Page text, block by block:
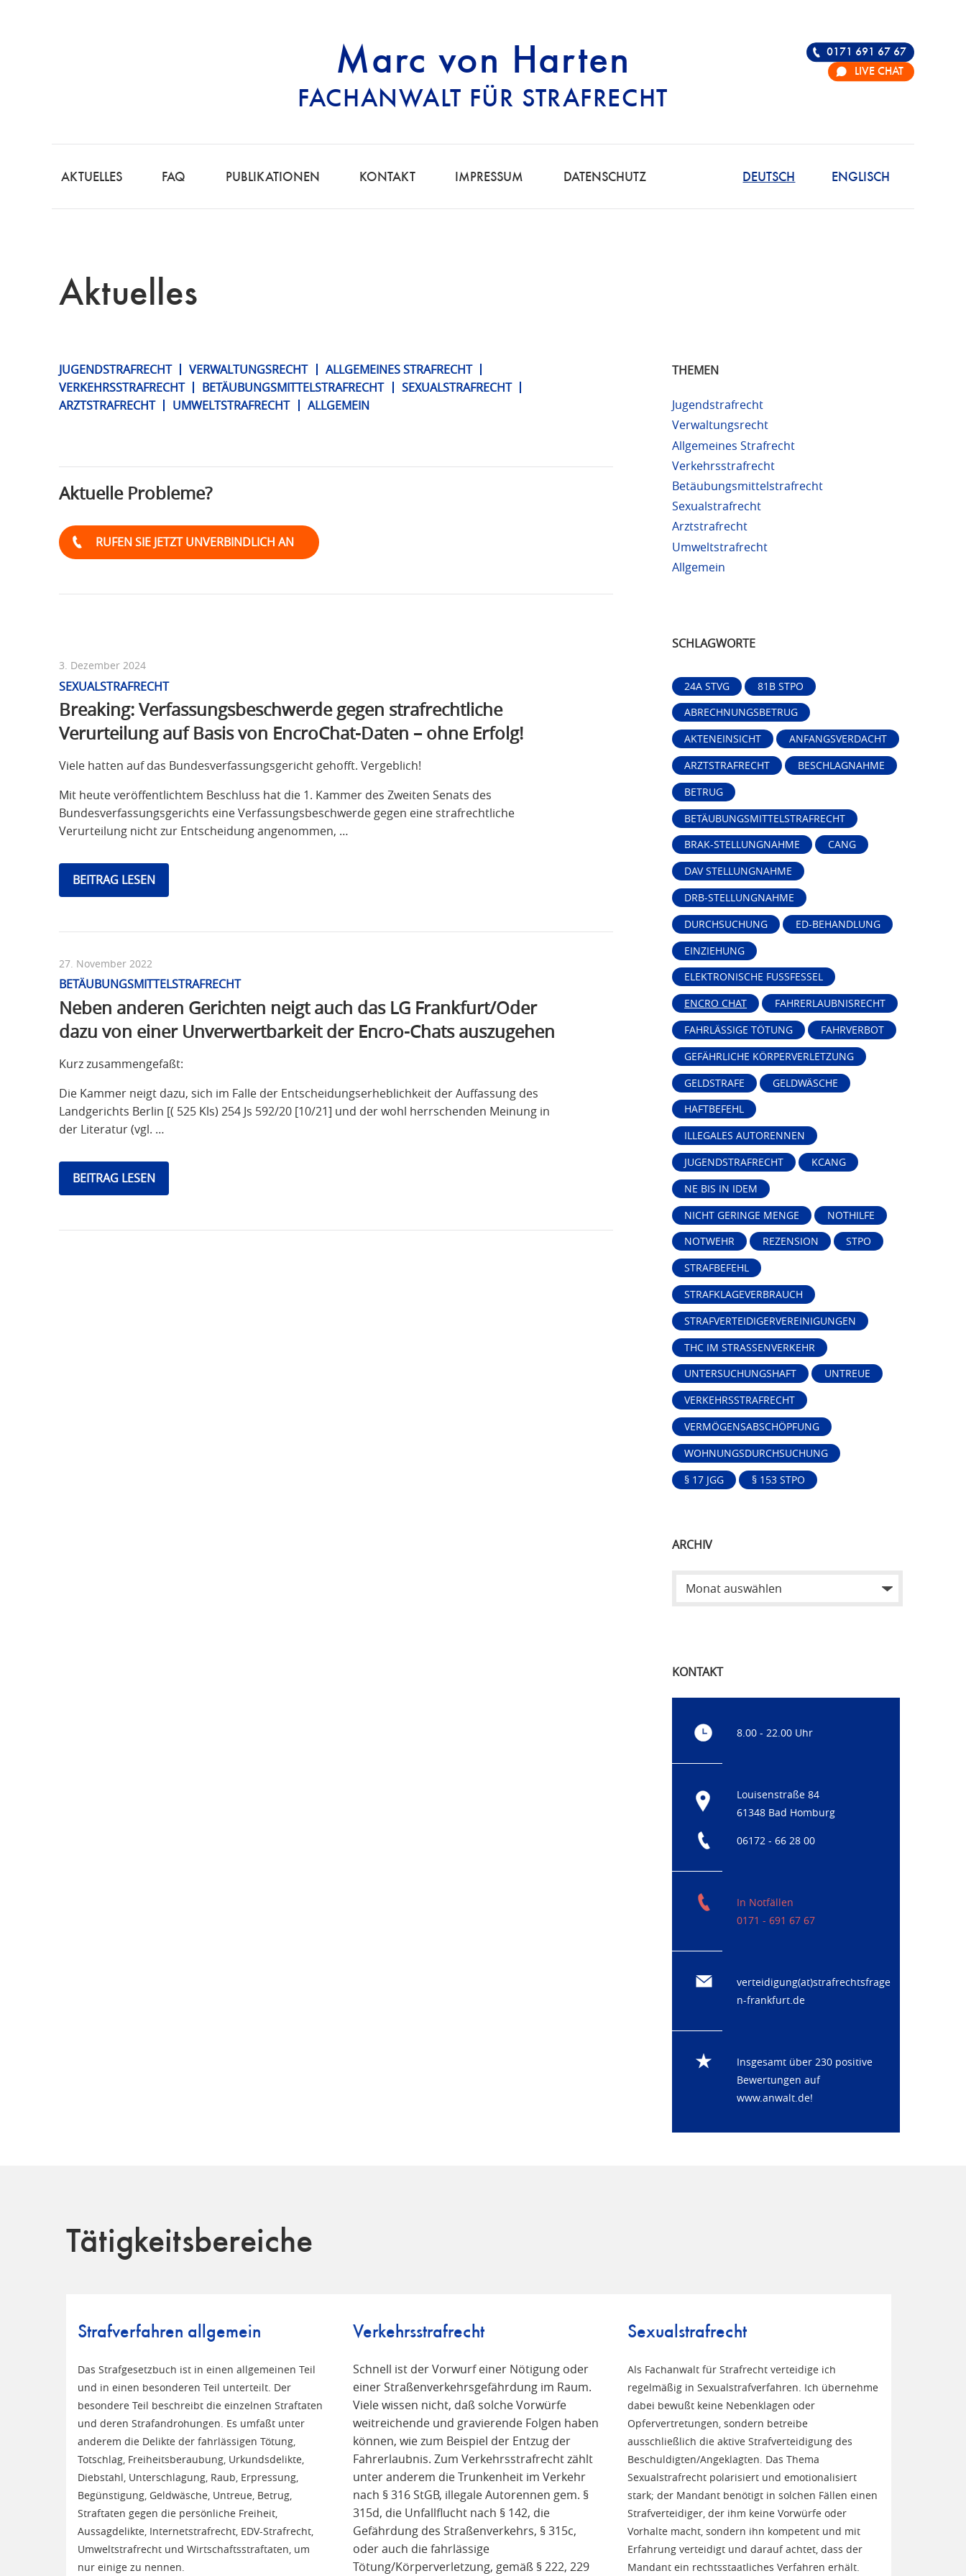
Marc von Harten
FACHANWALT FÜR STRAFRECHT
STRAFRECHT | RECHTSANWALT FÜR DIE
AKTUELLES FAQ PUBLIKATIONEN KONTAKT IMPRESSUM DATENSCHUTZ ENGLISCH
DEUTSCH
0171 691 67 67
LIVE CHAT
Aktuelles
Schlagwort:
Chat
JUGENDSTRAFRECHT VERWALTUNGSRECHT
ALLGEMEINES STRAFRECHT
VERKEHRSSTRAFRECHT
BETÄUBUNGSMITTELSTRAFRECHT
SEXUALSTRAFRECHT
ARZTSTRAFRECHT
UMWELTSTRAFRECHT ALLGEMEIN
Aktuelle Probleme?
RUFEN SIE JETZT UNVERBINDLICH AN
3. Dezember 2024
SEXUALSTRAFRECHT
Breaking: Verfassungsbeschwerde gegen strafrechtliche
Verurteilung auf Basis von EncroChat-Daten – ohne Erfolg!
Viele hatten auf das Bundesverfassungsgericht gehofft. Vergeblich!
Mit heute veröffentlichtem Beschluss hat die 1. Kammer des Zweiten Senats des
Bundesverfassungsgerichts eine Verfassungsbeschwerde gegen eine strafrechtliche
Verurteilung nicht zur Entscheidung angenommen, …
BEITRAG LESEN
27. November 2022
BETÄUBUNGSMITTELSTRAFRECHT
Neben anderen Gerichten neigt auch das LG Frankfurt/Oder
dazu von einer Unverwertbarkeit der Encro-Chats auszugehen
Kurz zusammengefaßt:
Die Kammer neigt dazu, sich im Falle der Entscheidungserheblichkeit der Auffassung des
Landgerichts Berlin [( 525 Kls) 254 Js 592/20 [10/21] und der wohl herrschenden Meinung in
der Literatur (vgl. …
BEITRAG LESEN
THEMEN
Jugendstrafrecht
Verwaltungsrecht
Allgemeines Strafrecht
Verkehrsstrafrecht
Betäubungsmittelstrafrecht
Sexualstrafrecht
Arztstrafrecht
Umweltstrafrecht
Allgemein
SCHLAGWORTE
24A STVG
81B STPO
ABRECHNUNGSBETRUG
AKTENEINSICHT
ANFANGSVERDACHT
ARZTSTRAFRECHT
BESCHLAGNAHME
BETRUG
BETÄUBUNGSMITTELSTRAFRECHT
BRAK-STELLUNGNAHME
CANG
DAV STELLUNGNAHME
DRB-STELLUNGNAHME
DURCHSUCHUNG
ED-BEHANDLUNG
EINZIEHUNG
ELEKTRONISCHE FUSSFESSEL
ENCRO CHAT
FAHRERLAUBNISRECHT
FAHRLÄSSIGE TÖTUNG
FAHRVERBOT
GEFÄHRLICHE KÖRPERVERLETZUNG
GELDSTRAFE
GELDWÄSCHE
HAFTBEFEHL
ILLEGALES AUTORENNEN
JUGENDSTRAFRECHT
KCANG
NE BIS IN IDEM
NICHT GERINGE MENGE
NOTHILFE
NOTWEHR
REZENSION
STPO
STRAFBEFEHL
STRAFKLAGEVERBRAUCH
STRAFVERTEIDIGERVEREINIGUNGEN
THC IM STRASSENVERKEHR
UNTERSUCHUNGSHAFT
UNTREUE
VERKEHRSSTRAFRECHT
VERMÖGENSABSCHÖPFUNG
WOHNUNGSDURCHSUCHUNG
§ 17 JGG
§ 153 STPO
ARCHIV
KONTAKT
8.00 - 22.00 Uhr
Louisenstraße 84
61348 Bad Homburg
06172 - 66 28 00
In Notfällen
0171 - 691 67 67
verteidigung(at)strafrechtsfrage
n-frankfurt.de
Insgesamt über 230 positive
Bewertungen auf
www.anwalt.de!
Tätigkeitsbereiche
Strafverfahren allgemein
Das Strafgesetzbuch ist in einen allgemeinen Teil
und in einen besonderen Teil unterteilt. Der
besondere Teil beschreibt die einzelnen Straftaten
und deren Strafandrohungen. Es umfaßt unter
anderem die Delikte der fahrlässigen Tötung,
Totschlag, Freiheitsberaubung, Urkundsdelikte,
Diebstahl, Unterschlagung, Raub, Erpressung,
Begünstigung, Geldwäsche, Untreue, Betrug,
Straftaten gegen die persönliche Freiheit,
Aussagdelikte, Internetstrafrecht, EDV-Strafrecht,
Umweltstrafrecht und Wirtschaftsstraftaten, um
nur einige zu nennen.
Verkehrsstrafrecht
Schnell ist der Vorwurf einer Nötigung oder
einer Straßenverkehrsgefährdung im Raum.
Viele wissen nicht, daß solche Vorwürfe
weitreichende und gravierende Folgen haben
können, wie zum Beispiel der Entzug der
Fahrerlaubnis. Zum Verkehrsstrafrecht zählt
unter anderem die Trunkenheit im Verkehr
nach § 316 StGB, illegale Autorennen gem. §
315d, die Unfallflucht nach § 142, die
Gefährdung des Straßenverkehrs, § 315c,
oder auch die fahrlässige
Tötung/Körperverletzung, gemäß § 222, 229
Sexualstrafrecht
Als Fachanwalt für Strafrecht verteidige ich
regelmäßig in Sexualstrafverfahren. Ich übernehme
dabei bewußt keine Nebenklagen oder
Opfervertretungen, sondern betreibe
ausschließlich die aktive Strafverteidigung des
Beschuldigten/Angeklagten. Das Thema
Sexualstrafrecht polarisiert und emotionalisiert
stark; der Mandant benötigt in solchen Fällen einen
Strafverteidiger, der ihm keine Vorwürfe oder
Vorhalte macht, sondern ihn kompetent und mit
Erfahrung verteidigt und darauf achtet, dass der
Mandant ein rechtsstaatliches Verfahren erhält.